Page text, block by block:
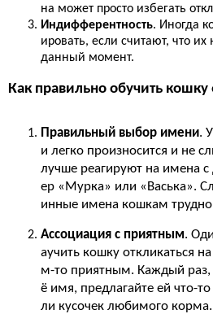
на может просто избегать
Индифферентность. Иногда
ировать, если считают, что их
данный момент.
Как правильно обучить кошку
Правильный выбор имени.
и легко произносится и не
лучше реагируют на имена
ер «Мурка» или «Васька».
инные имена кошкам
Ассоциация с приятным.
аучить кошку откликаться
м-то приятным. Каждый раз,
ё имя, предлагайте ей что-
ли кусочек любимого